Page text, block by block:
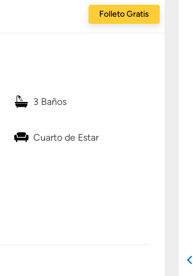
Folleto Gratis
3 Baños
Cuarto de Estar